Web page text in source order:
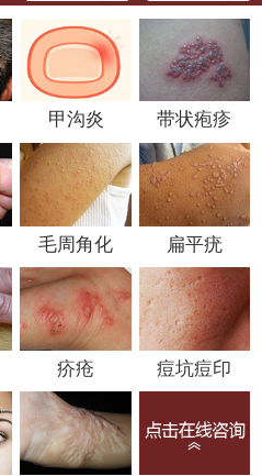
甲沟炎 带状疱疹
毛周角化 扁平疣
疥疮 痘坑痘印